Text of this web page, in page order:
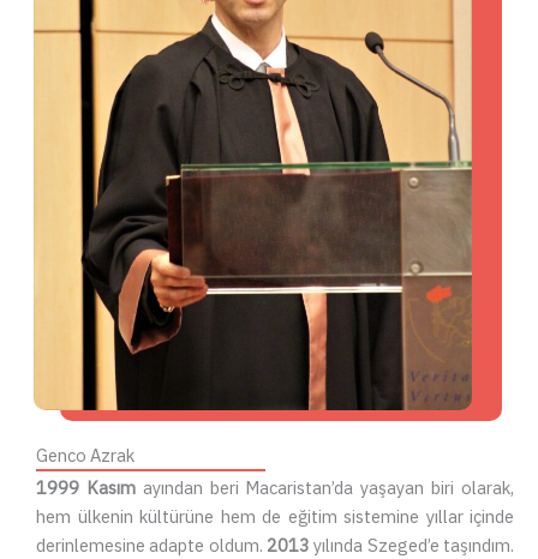
Genco Azrak
1999 Kasımayından beri Macaristan’da yaşayan biri olarak,
hem ülkenin kültürüne hem de eğitim sistemine yıllar içinde
derinlemesine adapte oldum. 2013 yılında Szeged’e taşındım.